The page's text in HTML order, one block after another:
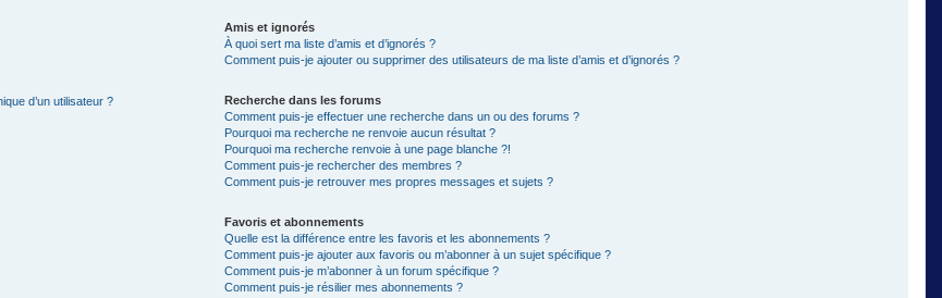
d’un utilisateur ?
Amis et ignorés
À quoi sert ma liste d’amis et d’ignorés ?
Comment puis-je ajouter ou supprimer des utilisateurs de ma liste d’amis et d’ignorés ?
Recherche dans les forums
Comment puis-je effectuer une recherche dans un ou des forums ?
Pourquoi ma recherche ne renvoie aucun résultat ?
Pourquoi ma recherche renvoie à une page blanche ?!
Comment puis-je rechercher des membres ?
Comment puis-je retrouver mes propres messages et sujets ?
Favoris et abonnements
Quelle est la différence entre les favoris et les abonnements ?
Comment puis-je ajouter aux favoris ou m’abonner à un sujet spécifique ?
Comment puis-je m’abonner à un forum spécifique ?
Comment puis-je résilier mes abonnements ?